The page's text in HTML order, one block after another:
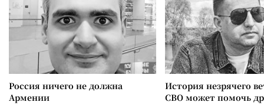
Россия ничего не должна
Армении
История незрячего
СВО может помочь